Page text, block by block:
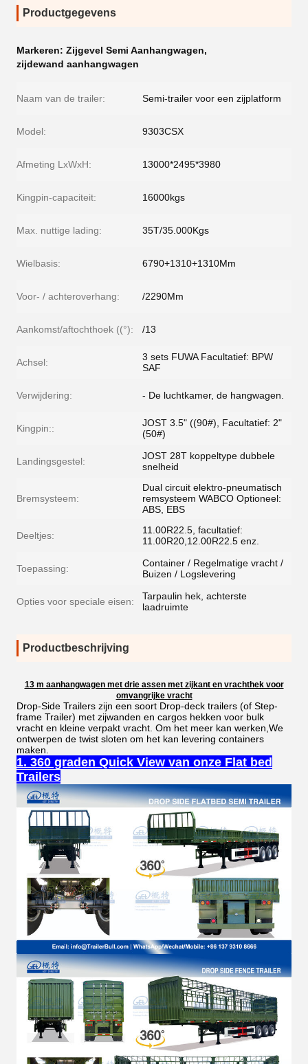
Productgegevens
Markeren: Zijgevel Semi Aanhangwagen,
zijdewand aanhangwagen
Naam van de trailer: Semi-trailer voor een zijplatform
Model: 9303CSX
Afmeting LxWxH: 13000*2495*3980
Kingpin-capaciteit: 16000kgs
Max. nuttige lading: 35T/35.000Kgs
Wielbasis: 6790+1310+1310Mm
Voor- / achteroverhang: /2290Mm
Aankomst/aftochthoek ((°): /13
Achsel:
3 sets FUWA Facultatief: BPW
SAF
Verwijdering: - De luchtkamer, de hangwagen.
Kingpin::
JOST 3.5" ((90#), Facultatief: 2"
(50#)
Landingsgestel:
JOST 28T koppeltype dubbele
snelheid
Bremsysteem:
Dual circuit elektro-pneumatisch
remsysteem WABCO Optioneel:
ABS, EBS
Deeltjes:
11.00R22.5, facultatief:
11.00R20,12.00R22.5 enz.
Toepassing:
Container / Regelmatige vracht /
Buizen / Logslevering
Opties voor speciale eisen:
Tarpaulin hek, achterste
laadruimte
Productbeschrijving
13 m aanhangwagen met drie assen met zijkant en vrachthek voor
omvangrijke vracht
Drop-Side Trailers zijn een soort Drop-deck trailers (of Step-
frame Trailer) met zijwanden en cargos hekken voor bulk
vracht en kleine verpakt vracht. Om het meer kan werken,We
ontwerpen de twist sloten om het kan levering containers
maken.
1. 360 graden Quick View van onze Flat bed
Trailers